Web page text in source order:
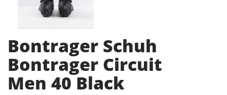
Bontrager Schuh
Bontrager Circuit
Men 40 Black